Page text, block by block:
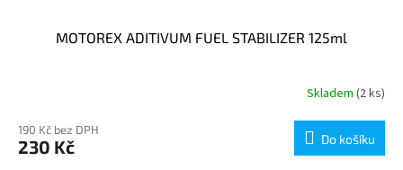
MOTOREX ADITIVUM FUEL STABILIZER 125ml
Skladem (2 ks)
190 Kč bez DPH
230 Kč Do košíku